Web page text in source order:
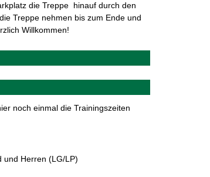
die Treppe hinauf durch den
Treppe nehmen bis zum Ende und
Willkommen!
noch einmal die Trainingszeiten
und Herren (LG/LP)